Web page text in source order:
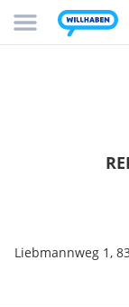
Liebmannweg 1,